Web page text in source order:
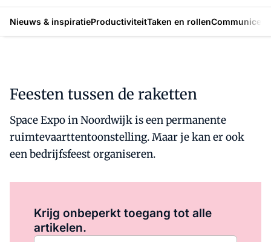
Nieuws & inspiratieProductiviteitTaken en rollen
Feesten tussen de raketten
Space Expo in Noordwijk is een permanente
ruimtevaarttentoonstelling. Maar je kan er ook
een bedrijfsfeest organiseren.
Krijg onbeperkt toegang tot alle
artikelen.